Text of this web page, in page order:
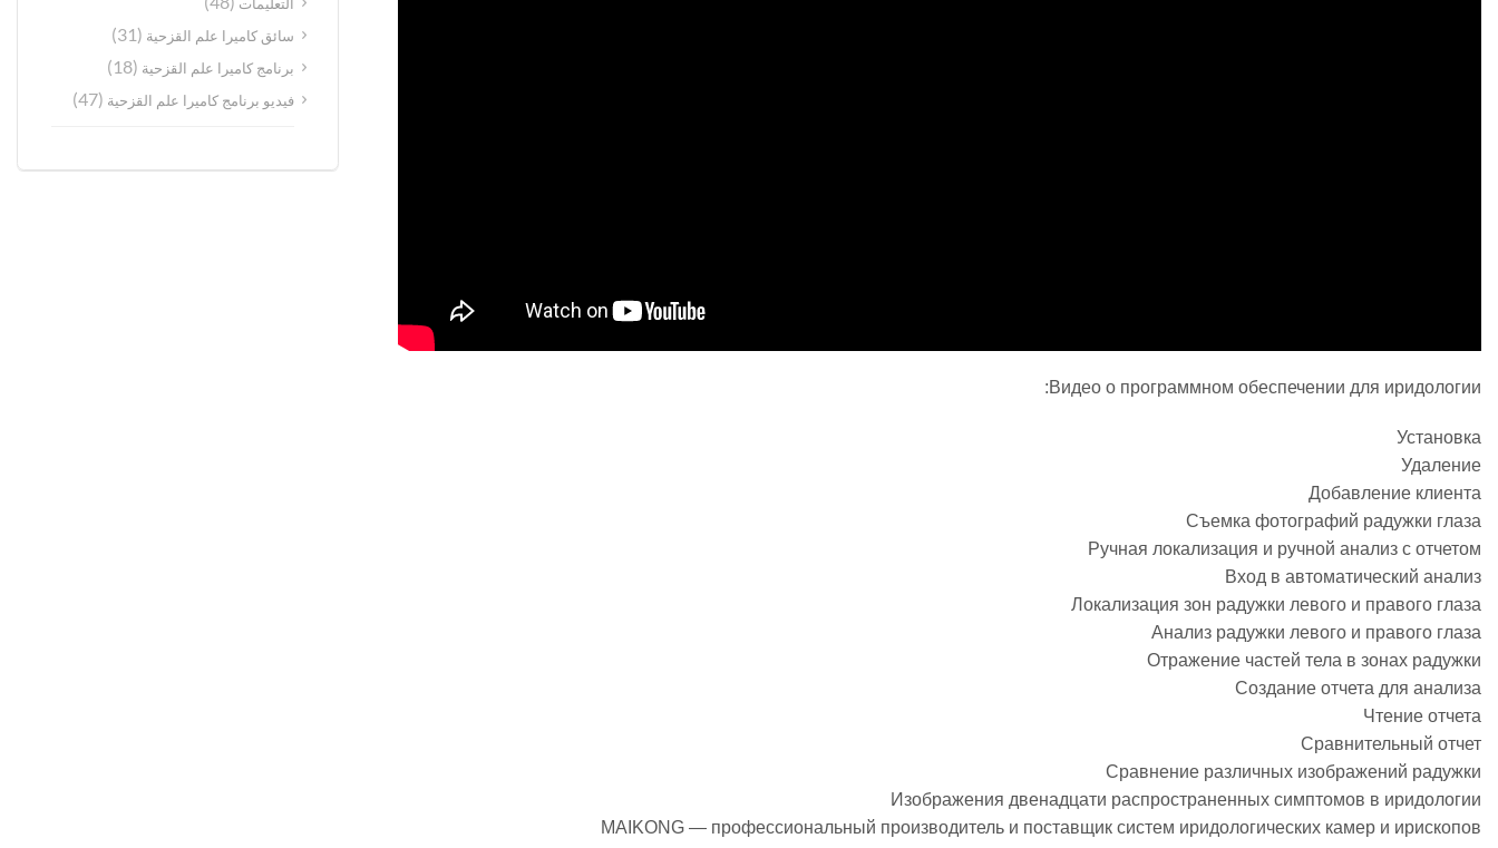
Видео о программном обеспечении для иридологии:
Установка
Удаление
Добавление клиента
Съемка фотографий радужки глаза
Ручная локализация и ручной анализ с отчетом
Вход в автоматический анализ
Локализация зон радужки левого и правого глаза
Анализ радужки левого и правого глаза
Отражение частей тела в зонах радужки
Создание отчета для анализа
Чтение отчета
Сравнительный отчет
Сравнение различных изображений радужки
Изображения двенадцати распространенных симптомов в иридологии
MAIKONG — профессиональный производитель и поставщик систем иридологических камер и ирископов
سائق كاميرا علم القزحية (31)
برنامج كاميرا علم القزحية (18)
فيديو برنامج كاميرا علم القزحية (47)